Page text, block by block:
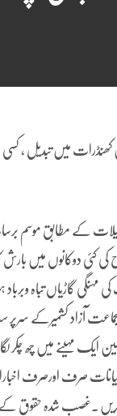
میں تبدیل ، کسی
کے مطابق موسم
کی کئی دوکانوں میں
گاڑیاں تباہ
آزاد کشمیرکے سرپر
ایک مہینے میں چھ
کے بیانات صرف اورصرف
بند کریں ۔غصب شدہ